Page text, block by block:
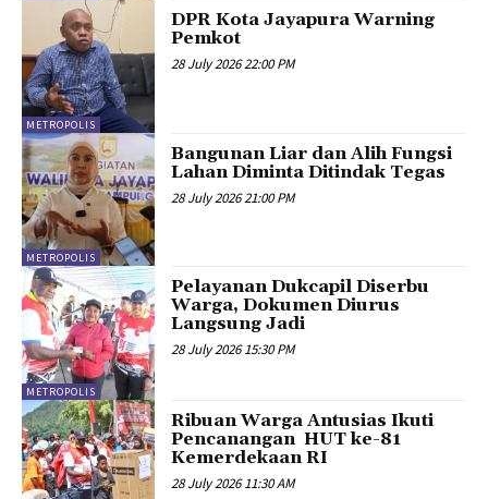
METROPOLIS
DPR Kota Jayapura Warning
Pemkot
28 July 2026 22:00 PM
METROPOLIS
Bangunan Liar dan Alih Fungsi
Lahan Diminta Ditindak Tegas
28 July 2026 21:00 PM
METROPOLIS
Pelayanan Dukcapil Diserbu
Warga, Dokumen Diurus
Langsung Jadi
28 July 2026 15:30 PM
Ribuan Warga Antusias Ikuti
Pencanangan HUT ke-81
Kemerdekaan RI
28 July 2026 11:30 AM